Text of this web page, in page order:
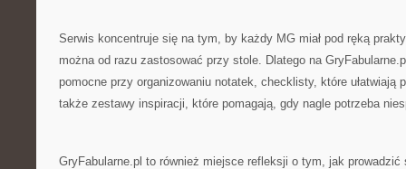
Serwis koncentruje się na tym, by każdy MG miał pod ręką
można od razu zastosować przy stole. Dlatego na
pomocne przy organizowaniu notatek, checklisty, które ułatwiają
także zestawy inspiracji, które pomagają, gdy nagle potrzeba
GryFabularne.pl to również miejsce refleksji o tym, jak prowadzić